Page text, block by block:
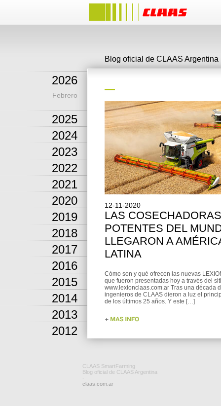
2026
Febrero
2025
2024
2023
2022
2021
2020
2019
2018
2017
2016
2015
2014
2013
2012
Blog oficial de CLAAS Argentina
12-11-2020
LAS
POTENTES DEL
LLEGARON A
LATINA
Cómo son y qué ofrecen las nuevas
que fueron presentadas hoy a través del
www.lexionclaas.com.ar Tras una década
ingenieros de CLAAS dieron a luz el
de los últimos 25 años. Y este […]
CLAAS SmartFarming
Blog oficial de CLAAS Argentina
-
claas.com.ar